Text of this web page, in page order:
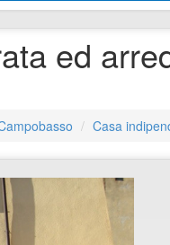
ed
Casa